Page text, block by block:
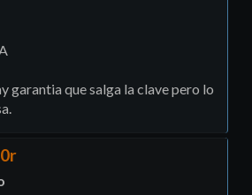
garantia que salga la clave pero lo